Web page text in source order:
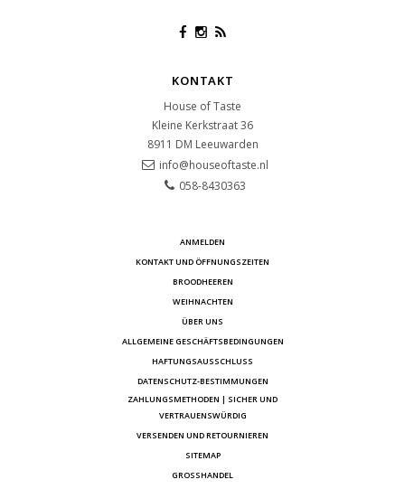
KONTAKT
House of Taste
Kleine Kerkstraat 36
8911 DM Leeuwarden
info@houseoftaste.nl
058-8430363
ANMELDEN
KONTAKT UND ÖFFNUNGSZEITEN
BROODHEEREN
WEIHNACHTEN
ÜBER UNS
ALLGEMEINE GESCHÄFTSBEDINGUNGEN
HAFTUNGSAUSSCHLUSS
DATENSCHUTZ-BESTIMMUNGEN
ZAHLUNGSMETHODEN | SICHER UND
VERTRAUENSWÜRDIG
VERSENDEN UND RETOURNIEREN
SITEMAP
GROSSHANDEL